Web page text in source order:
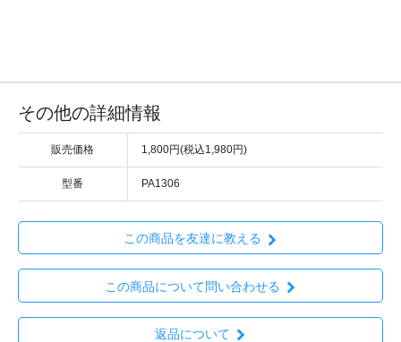
その他の詳細情報
販売価格 1,800円(税込1,980円)
型番 PA1306
この商品を友達に教える
この商品について問い合わせる
返品について